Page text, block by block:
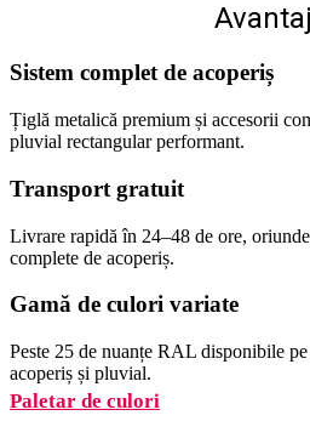
Sistem complet de acoperiș
Țiglă metalică premium și accesorii
pluvial rectangular performant.
Transport gratuit
Livrare rapidă în 24–48 de ore,
complete de acoperiș.
Gamă de culori variate
Peste 25 de nuanțe RAL disponibile
acoperiș și pluvial.
Paletar de culori